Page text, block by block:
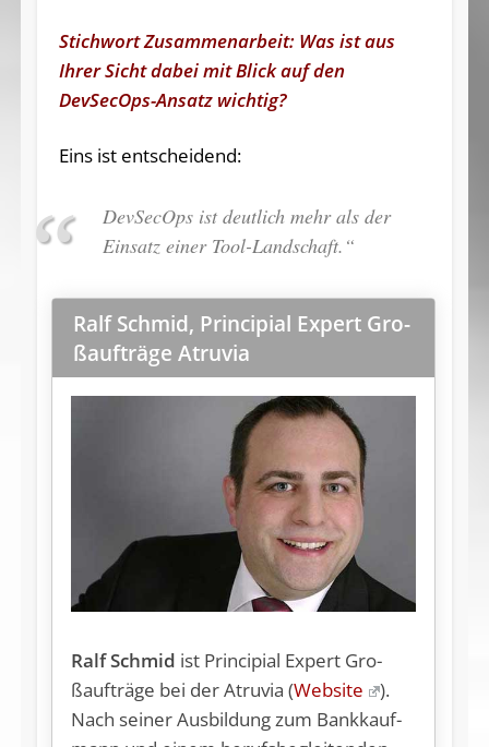
Stichwort Zusammenarbeit: Was ist aus
Ihrer Sicht dabei mit Blick auf den
DevSecOps-Ansatz wichtig?
Eins ist entscheidend:
DevSecOps ist deutlich mehr als der
Einsatz einer Tool-Landschaft.“
Ralf Schmid, Prin­ci­pi­al Ex­pert Gro­
ßauf­trä­ge Atru­via
Ralf Schmid ist Prin­ci­pi­al Ex­pert Gro­
ßauf­trä­ge bei der Atru­via (Website
).
Nach sei­ner Aus­bil­dung zum Bank­kauf­